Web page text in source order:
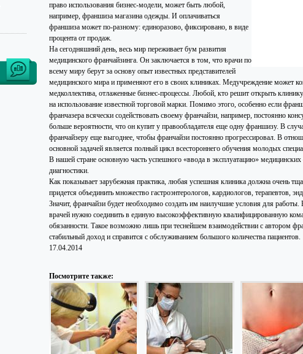
право использования бизнес-модели, может быть любой,
например, франшиза магазина одежды. И оплачиваться
франшиза может по-разному: единоразово, фиксировано, в виде
процента от продаж.
На сегодняшний день, весь мир переживает бум развития
медицинского франчайзинга. Он заключается в том, что врачи по
всему миру берут за основу опыт известных представителей
медицинского мира и применяют его в своих клиниках. Медучреждение может
медколлектива, отлаженные бизнес-процессы. Любой, кто решит открыть
на использование известной торговой марки. Помимо этого, особенно если
франчазера всячески содействовать своему франчайзи, например, постоянно
больше вероятности, что он купит у правообладателя еще одну франшизу. В
франчайзеру еще выгоднее, чтобы франчайзи постоянно прогрессировал. В
основной задачей является полный цикл всестороннего обучения молодых
В нашей стране основную часть успешного «ввода в эксплуатацию»
диагностики.
Как показывает зарубежная практика, любая успешная клиника должна очень
придется объединить множество гастроэнтерологов, кардиологов, терапевтов,
Значит, франчайзи будет необходимо создать им наилучшие условия для
врачей нужно соединить в единую высокоэффективную квалифицированную
обязанности. Такое возможно лишь при теснейшем взаимодействии с автором
стабильный доход и справится с обслуживанием большого количества пациентов.
17.04.2014
Посмотрите также: